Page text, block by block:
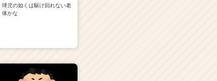
球児の如くは駆け回れない老
体かな